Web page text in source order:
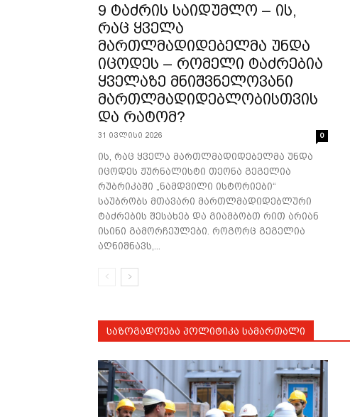
9 ტაძრის საიდუმლო – ის,
რაც ყველა
მართლმადიდებელმა უნდა
იცოდეს – რომელი ტაძრებია
ყველაზე მნიშვნელოვანი
მართლმადიდებლობისთვის
და რატომ?
31 ივლისი 2026 0
ის, რაც ყველა მართლმადიდებელმა უნდა
იცოდეს ჟურნალისტი თეონა გეგელია
რუბრიკაში „ნამდვილი ისტორიები“
საუბრობს მთავარი მართლმადიდებლური
ტაძრების შესახებ და გიამბობთ რით არიან
ისინი გამორჩეულები. როგორც გეგელია
აღნიშნავს,...
ᲡᲐᲖᲝᲒᲐᲓᲝᲔᲑᲐ ᲞᲝᲚᲘᲢᲘᲙᲐ ᲡᲐᲛᲐᲠᲗᲐᲚᲘ